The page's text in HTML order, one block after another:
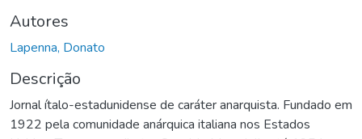
Autores
Lapenna, Donato
Descrição
Jornal ítalo-estadunidense de caráter anarquista. Fundado em
1922 pela comunidade anárquica italiana nos Estados